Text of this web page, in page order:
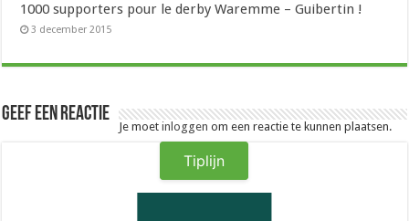
1000 supporters pour le derby Waremme – Guibertin !
3 december 2015
Geef een reactie
Je moetinloggen om een reactie te kunnen plaatsen.
Tiplijn